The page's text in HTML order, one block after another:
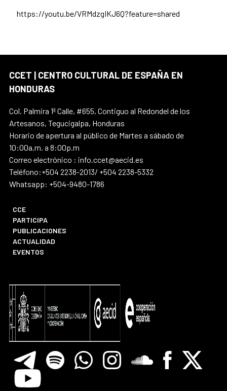
https://youtu.be/VRMdzgIKJ6Q?feature=shared
CCET | CENTRO CULTURAL DE ESPAÑA EN
HONDURAS
Col. Palmira 1ª Calle, #655, Contiguo al Redondel de los
Artesanos, Tegucigalpa, Honduras
Horario de apertura al público de Martes a sábado de
10:00a.m. a 8:00p.m
Correo electrónico : info.ccet@aecid.es
Teléfono:+504 2238-2013/ +504 2238-5332
Whatsapp: +504-9480-1786
CCE
PARTICIPA
PUBLICACIONES
ACTUALIDAD
EVENTOS
TelegramSpotify WhatsappInstagramSoundcloreFacebook
X
Youtube